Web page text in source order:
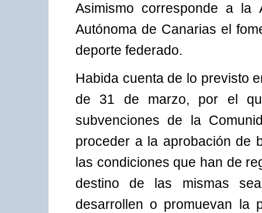
Asimismo corresponde a la
Autónoma de Canarias el
deporte federado.
Habida cuenta de lo previsto
de 31 de marzo, por el
subvenciones de la
proceder a la aprobación de
las condiciones que han de
destino de las mismas
desarrollen o promuevan la